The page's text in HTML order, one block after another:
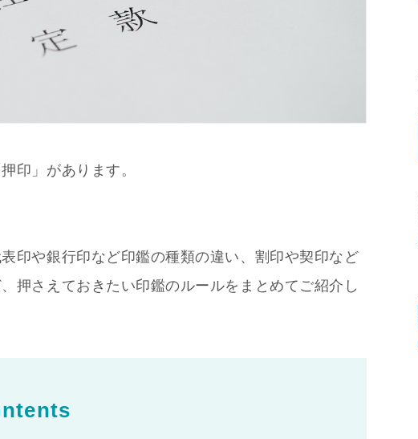
印」があります。
印や銀行印など印鑑の種類の違い、割印や契印など
押さえておきたい印鑑のルールをまとめてご紹介し